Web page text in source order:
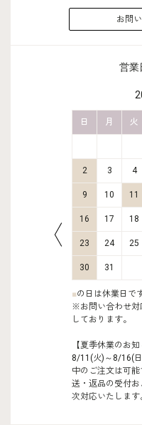
お問
営業
日 月 火
2 3 4
9 10 11
16 17 18
23 24 25
30 31
■の日は休業日です
※お問い合わせ対
しております。
【夏季休業のお知
8/11(火)～8/16(
中のご注文は可
送・返品の受付
次対応いたします